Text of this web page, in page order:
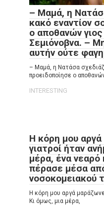
– Μαμά, η
κακό εναντίον
ο αποθανών
Σεμιόνοβνα. –
αυτήν ούτε
– Μαμά, η Νατάσα
προειδοποίησε ο
INTERESTING
Η κόρη μου αργά
γιατροί ήταν
μέρα, ένα νεαρό
πέρασε μέσα
νοσοκομειακού
Η κόρη μου αργά μαράζωνε
Κι όμως, μια μέρα,